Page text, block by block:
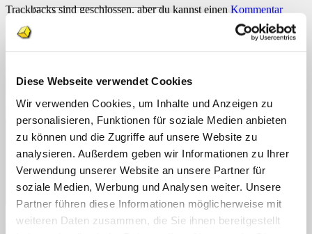
Diese Webseite verwendet Cookies
Wir verwenden Cookies, um Inhalte und Anzeigen zu
personalisieren, Funktionen für soziale Medien anbieten
zu können und die Zugriffe auf unsere Website zu
analysieren. Außerdem geben wir Informationen zu Ihrer
Verwendung unserer Website an unsere Partner für
soziale Medien, Werbung und Analysen weiter. Unsere
Partner führen diese Informationen möglicherweise mit
weiteren Daten zusammen, die Sie ihnen bereitgestellt
Suchen
Suchen
Trackbacks sind geschlossen, aber du kannst einen Kommentar
Schreibe einen Kommentar
Deine E-Mail-Adresse wird nicht veröffentlicht.
Felder sind mit*markiert
Name*